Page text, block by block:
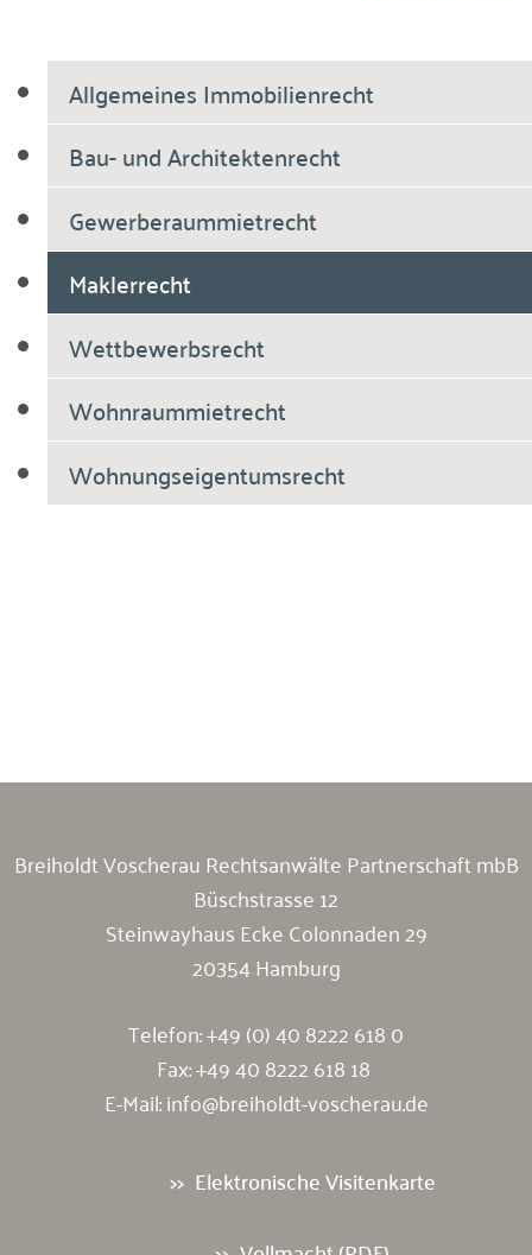
Allgemeines Immobilienrecht
Bau- und Architektenrecht
Gewerberaummietrecht
Maklerrecht
Wettbewerbsrecht
Wohnraummietrecht
Wohnungseigentumsrecht
Breiholdt Voscherau Rechtsanwälte Partnerschaft mbB
Büschstrasse 12
Steinwayhaus Ecke Colonnaden 29
20354 Hamburg
Telefon:+49 (0) 40 8222 618 0
Fax: +49 40 8222 618 18
E-Mail:info@breiholdt-voscherau.de
Elektronische Visitenkarte